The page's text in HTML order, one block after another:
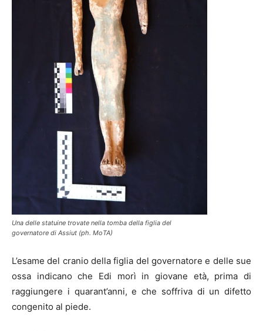
Una delle statuine trovate nella tomba della figlia del
governatore di Assiut (ph. MoTA)
L’esame del cranio della figlia del governatore e delle sue
ossa indicano che Edi morì in giovane età, prima di
raggiungere i quarant’anni, e che soffriva di un difetto
congenito al piede.